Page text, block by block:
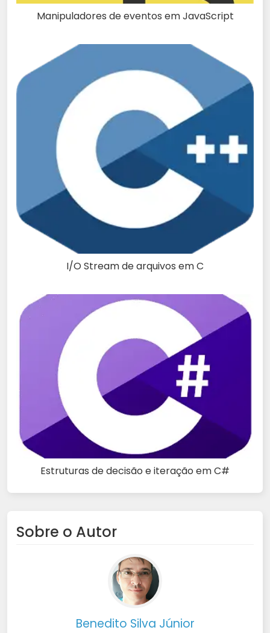
Manipuladores de eventos em JavaScript
I/O Stream de arquivos em C
Estruturas de decisão e iteração em C#
Sobre o Autor
Benedito Silva Júnior